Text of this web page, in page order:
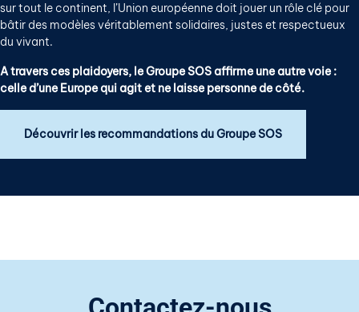
sur tout le continent, l’Union européenne doit jouer un rôle clé pour
bâtir des modèles véritablement solidaires, justes et respectueux
du vivant.
A travers ces plaidoyers, le Groupe SOS affirme une autre voie :
celle d’une Europe qui agit et ne laisse personne de côté.
Découvrir les recommandations du Groupe SOS